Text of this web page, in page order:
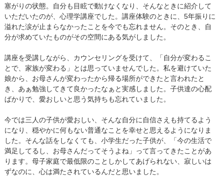
塞がりの状態。自分も目眩で動けなくなり、そんなときに紹介して
いただいたのが、心理学講座でした。講座体験のときに、5年振りに
溢れた涙が止まらなかったことを今でも忘れません。そのとき、自
分が求めていたものがその空間にある気がしました。
講座を受講しながら、カウンセリングを受けて、「自分が変わるこ
とで、家族が変わる」とは思っていませんでした。私を避けていた
娘から、お母さんが変わったから帰る場所ができたと言われたと
き、あぁ勉強してきて良かったなぁと実感しました。子供達の心配
ばかりで、愛おしいと思う気持ちも忘れていました。
今では三人の子供が愛おしい、そんな自分に自信さえも持てるよう
になり、穏やかに何もない普通なことを幸せと思えるようになりま
した。そんな話をしなくても、小学生だった子供が、「今の生活で
満足してるし、お母さんだってそうよね」って言ってきたことがあ
ります。母子家庭で最低限のことしかしてあげられない、寂しいは
ずなのに、心は満たされているんだと思いました。